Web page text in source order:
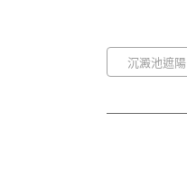
沉澱池遮陽